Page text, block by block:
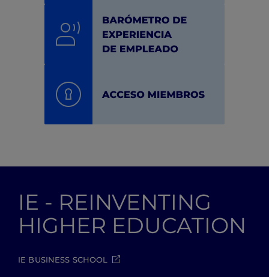
IE - REINVENTING
HIGHER EDUCATION
IE BUSINESS SCHOOL